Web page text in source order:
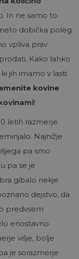
In ne samo to:
dobička poleg
vpliva prav
Kako lahko
jih imamo v lasti
kovine
!
letih razmerje
Najnižje
pa smo
pa se je
gibalo nekje
dejstvo, da
predvsem
enostavno
višje, bolje
je sorazmerje